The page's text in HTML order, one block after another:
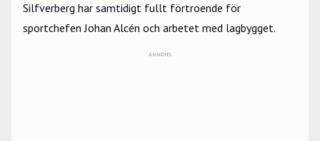
Silfverberg har samtidigt fullt förtroende för
sportchefen Johan Alcén och arbetet med lagbygget.
ANNONS